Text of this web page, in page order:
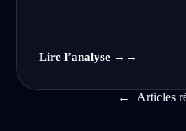
Lire l’analyse →
← Articles